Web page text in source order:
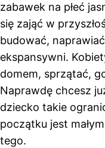
zabawek na płeć
się zająć w
budować,
ekspansywni.
domem, sprzątać,
Naprawdę chcesz
dziecko takie
początku jest
tego.